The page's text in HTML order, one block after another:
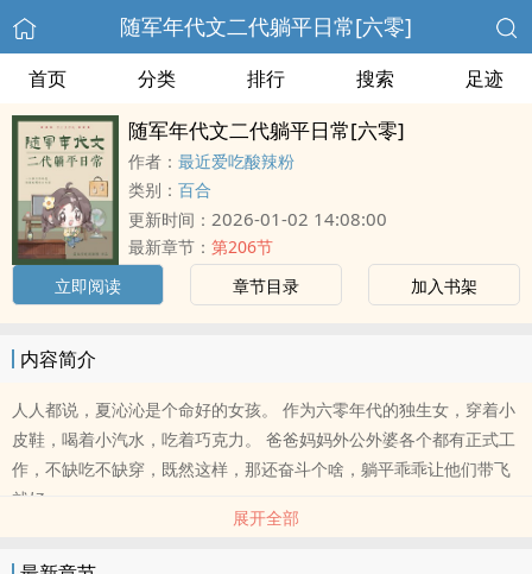
随军年代文二代躺平日常[六零]
首页 分类 排行 搜索 足迹
随军年代文二代躺平日常[六零]
作者： 最近爱吃酸辣粉
类别： 百合
更新时间： 2026-01-02 14:08:00
最新章节： 第206节
立即阅读
章节目录 加入书架
内容简介
人人都说，夏沁沁是个命好的女孩。 作为六零年代的独生女，穿着小
皮鞋，喝着小汽水，吃着巧克力。 爸爸妈妈外公外婆各个都有正式工
作，不缺吃不缺穿，既然这样，那还奋斗个啥，躺平乖乖让他们带飞
就好..
展开全部